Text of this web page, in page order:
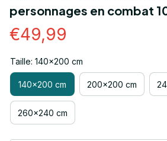
personnages en combat
€49,99
Taille: 140x200 cm
140x200 cm 200x200 cm
260x240 cm